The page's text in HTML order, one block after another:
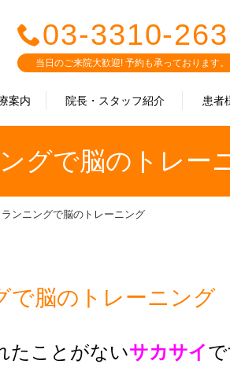
案内 院長・スタッフ紹介 患者
03-3310-
当日のご来院大歓迎! 予約も承っております。
グで脳のトレー
ンニングで脳のトレーニング
で脳のトレーニング
たことがないサカサイで